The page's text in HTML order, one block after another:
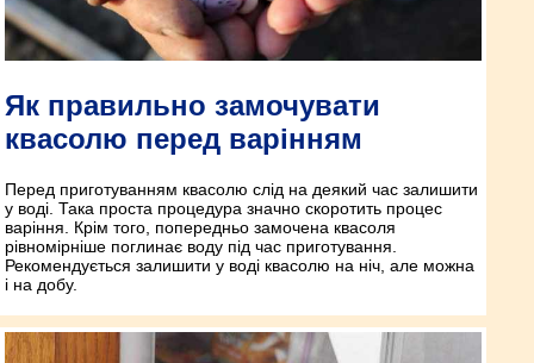
Як правильно замочувати
квасолю перед варінням
Перед приготуванням квасолю слід на деякий час залишити
у воді. Така проста процедура значно скоротить процес
варіння. Крім того, попередньо замочена квасоля
рівномірніше поглинає воду під час приготування.
Рекомендується залишити у воді квасолю на ніч, але можна
і на добу.